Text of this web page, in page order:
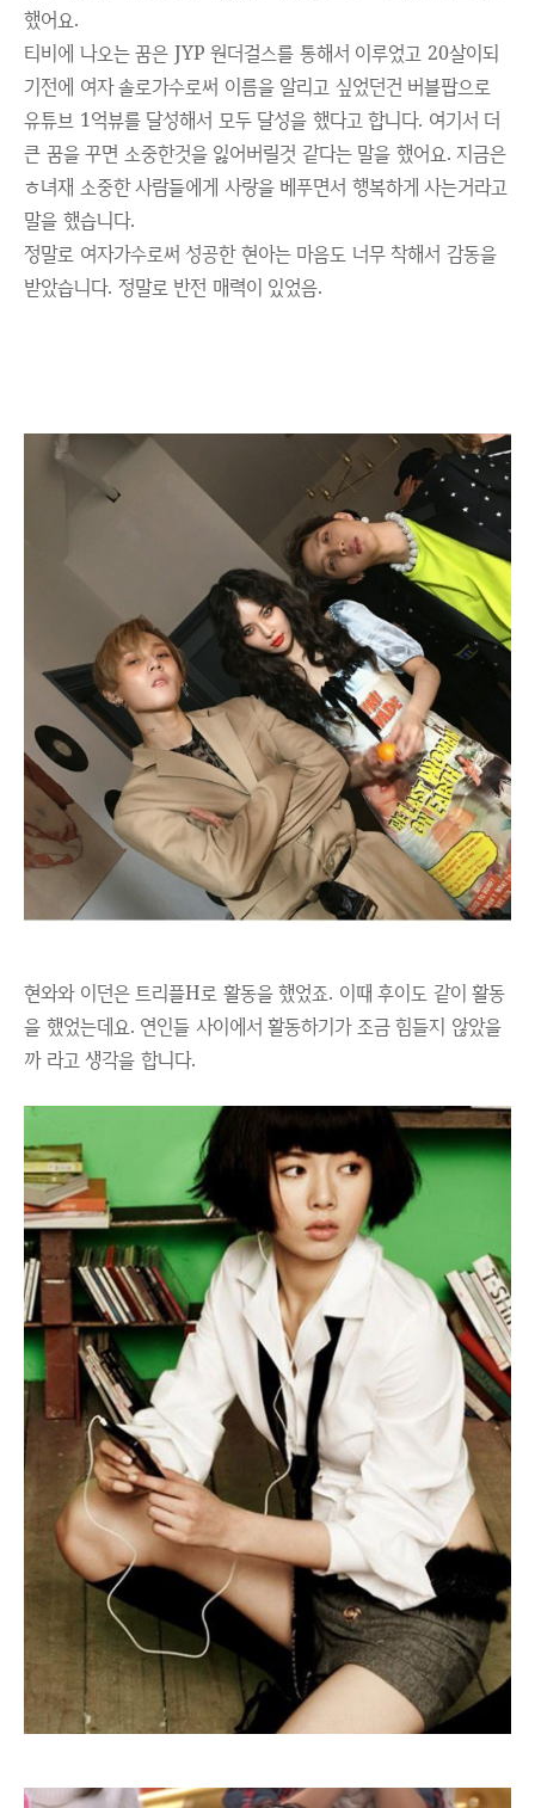
했어요.
티비에 나오는 꿈은 JYP 원더걸스를 통해서 이루었고 20살이되
기전에 여자 솔로가수로써 이름을 알리고 싶었던건 버블팝으로
유튜브 1억뷰를 달성해서 모두 달성을 했다고 합니다. 여기서 더
큰 꿈을 꾸면 소중한것을 잃어버릴것 같다는 말을 했어요. 지금은
ㅎ녀재 소중한 사람들에게 사랑을 베푸면서 행복하게 사는거라고
말을 했습니다.
정말로 여자가수로써 성공한 현아는 마음도 너무 착해서 감동을
받았습니다. 정말로 반전 매력이 있었음.
현와와 이던은 트리플H로 활동을 했었죠. 이때 후이도 같이 활동
을 했었는데요. 연인들 사이에서 활동하기가 조금 힘들지 않았을
까 라고 생각을 합니다.